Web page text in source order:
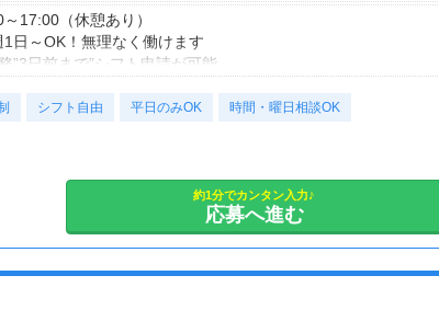
誘導2級以上の資格をお持ちの方は
1万4,500円
律交通費1,000円含む）
以上は日給マイナス1,000円
歳～69歳迄では他の年代と同じ現場でも
面・体力面の考慮により比較的低負荷の業務、
以降では低負荷業務や季節により
17:00（休憩あり）
日～OK！無理なく働けます
”3日前まで”シフト申請が可能
務日数のご相談もお気軽に！～
シフト自由 平日のみOK 時間・曜日相談OK
約1分でカンタン入力♪
応募へ進む